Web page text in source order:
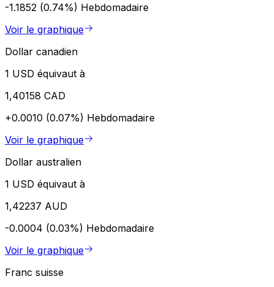
-1.1852 (0.74%) Hebdomadaire
Voir le graphique
Dollar canadien
1 USD équivaut à
1,40158 CAD
+0.0010 (0.07%) Hebdomadaire
Voir le graphique
Dollar australien
1 USD équivaut à
1,42237 AUD
-0.0004 (0.03%) Hebdomadaire
Voir le graphique
Franc suisse